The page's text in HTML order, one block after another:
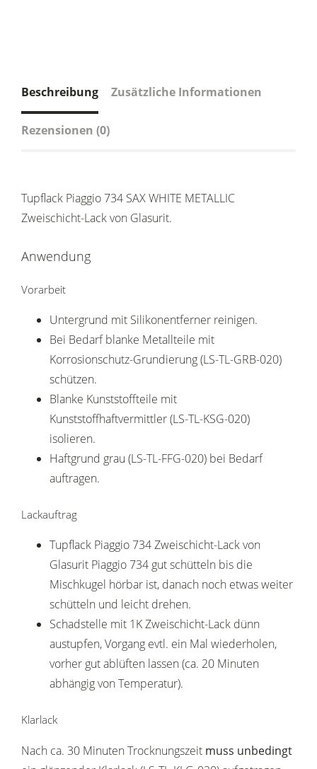
Beschreibung Zusätzliche Informationen
Rezensionen (0)
Tupflack Piaggio 734 SAX WHITE METALLIC
Zweischicht-Lack von Glasurit.
Anwendung
Vorarbeit
Untergrund mit Silikonentferner reinigen.
Bei Bedarf blanke Metallteile mit
Korrosionschutz-Grundierung (LS-TL-GRB-020)
schützen.
Blanke Kunststoffteile mit
Kunststoffhaftvermittler (LS-TL-KSG-020)
isolieren.
Haftgrund grau (LS-TL-FFG-020) bei Bedarf
auftragen.
Lackauftrag
Tupflack Piaggio 734 Zweischicht-Lack von
Glasurit Piaggio 734 gut schütteln bis die
Mischkugel hörbar ist, danach noch etwas weiter
schütteln und leicht drehen.
Schadstelle mit 1K Zweischicht-Lack dünn
austupfen, Vorgang evtl. ein Mal wiederholen,
vorher gut ablüften lassen (ca. 20 Minuten
abhängig von Temperatur).
Klarlack
Nach ca. 30 Minuten Trocknungszeit muss unbedingt